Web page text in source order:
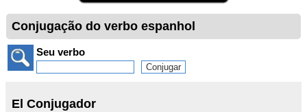
Conjugação do verbo espanhol
Seu verbo
El Conjugador